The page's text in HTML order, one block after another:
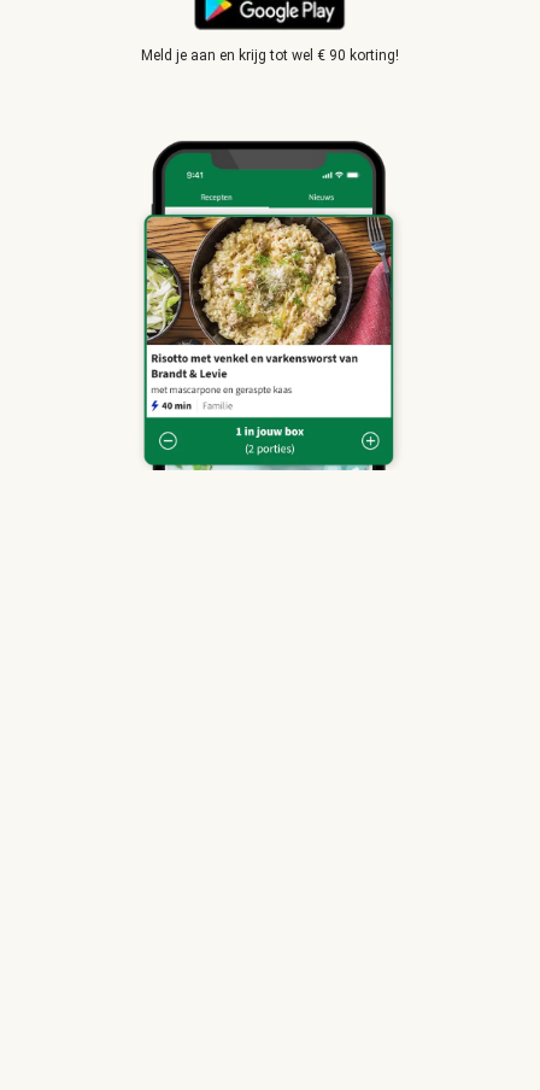
Meld je aan en krijg tot wel € 90 korting!